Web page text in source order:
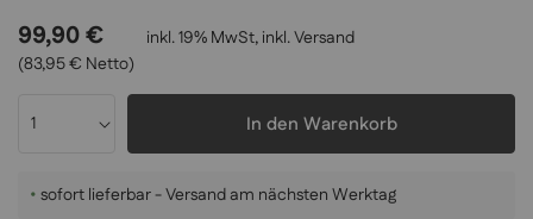
99,90 €
(83,95 € Netto)
inkl. 19% MwSt, inkl.Versand
In den Warenkorb
• sofort lieferbar - Versand am nächsten Werktag